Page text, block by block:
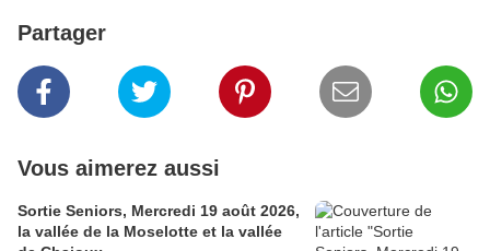
Partager
Vous aimerez aussi
Sortie Seniors, Mercredi 19 août 2026,
la vallée de la Moselotte et la vallée